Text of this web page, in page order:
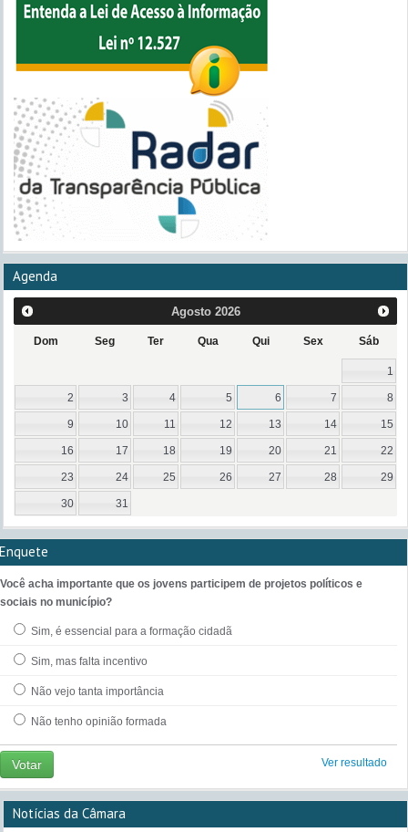
Agenda
Agosto 2026
Dom Seg Ter Qua Qui Sex Sáb
1
2 3 4 5 6 7 8
9 10 11 12 13 14 15
16 17 18 19 20 21 22
23 24 25 26 27 28 29
30 31
Enquete
Você acha importante que os jovens participem de projetos políticos e
sociais no município?
Sim, é essencial para a formação cidadã
Sim, mas falta incentivo
Não vejo tanta importância
Não tenho opinião formada
Votar Ver resultado
Notícias da Câmara